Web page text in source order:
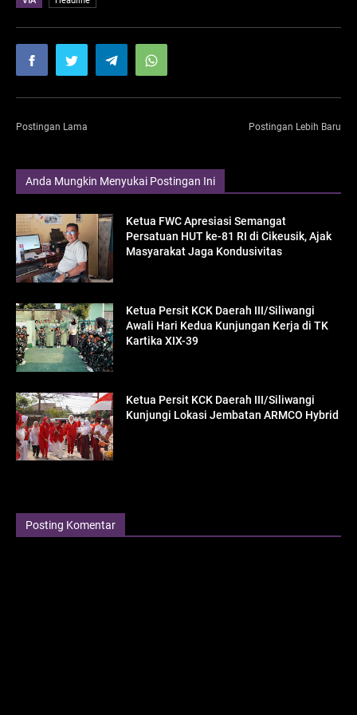
Postingan Lama Postingan Lebih Baru
Anda Mungkin Menyukai Postingan Ini
Ketua FWC Apresiasi Semangat
Persatuan HUT ke-81 RI di Cikeusik, Ajak
Masyarakat Jaga Kondusivitas
Ketua Persit KCK Daerah III/Siliwangi
Awali Hari Kedua Kunjungan Kerja di TK
Kartika XIX-39
Ketua Persit KCK Daerah III/Siliwangi
Kunjungi Lokasi Jembatan ARMCO Hybrid
Posting Komentar